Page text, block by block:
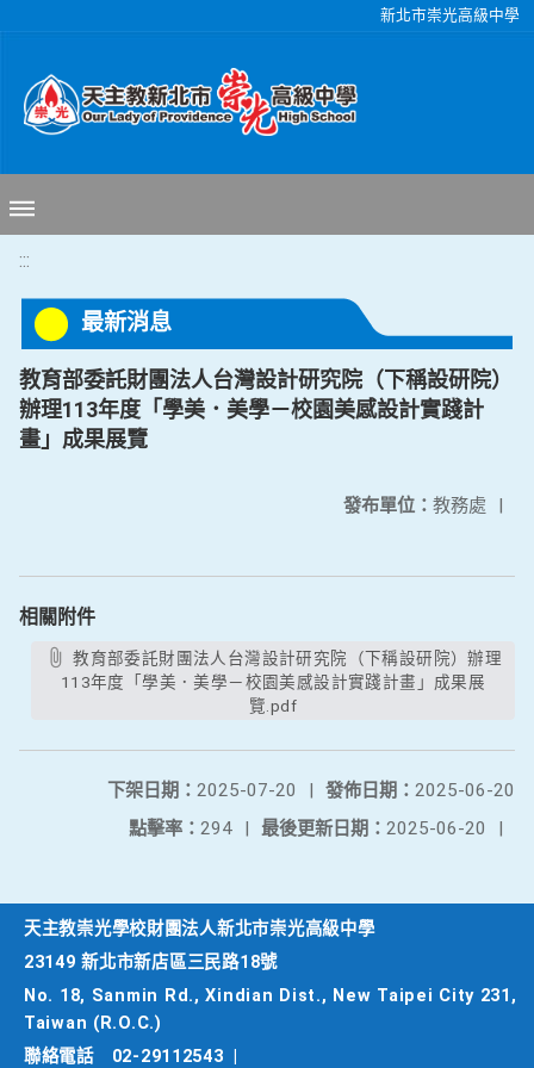
新北市崇光高級中學
:::
最新消息
教育部委託財團法人台灣設計研究院（下稱設研院）
辦理113年度「學美．美學－校園美感設計實踐計
畫」成果展覽
發布單位： 教務處 |
相關附件
教育部委託財團法人台灣設計研究院（下稱設研院）辦理
113年度「學美．美學－校園美感設計實踐計畫」成果展
覽.pdf
發佈日期： 2025-06-20
下架日期： 2025-07-20
|
最後更新日期： 2025-06-20 |
點擊率： 294 |
天主教崇光學校財團法人新北市崇光高級中學
23149 新北市新店區三民路18號
No. 18, Sanmin Rd., Xindian Dist., New Taipei City 231,
Taiwan (R.O.C.)
聯絡電話
02-29112543